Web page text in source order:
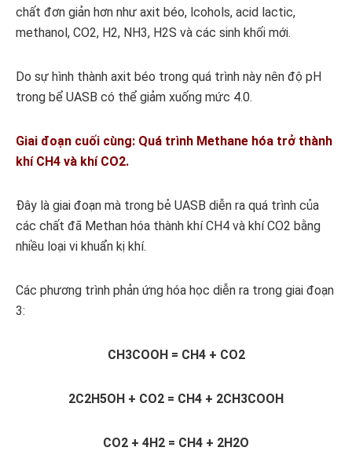
chất đơn giản hơn như axit béo, lcohols, acid lactic,
methanol, CO2, H2, NH3, H2S và các sinh khối mới.
Do sự hình thành axit béo trong quá trình này nên độ pH
trong bể UASB có thể giảm xuống mức 4.0.
Giai đoạn cuối cùng: Quá trình Methane hóa trở thành
khí CH4 và khí CO2.
Đây là giai đoạn mà trong bẻ UASB diễn ra quá trình của
các chất đã Methan hóa thành khí CH4 và khí CO2 bằng
nhiều loại vi khuẩn kị khí.
Các phương trình phản ứng hóa học diễn ra trong giai đoạn
3:
CH3COOH = CH4 + CO2
2C2H5OH + CO2 = CH4 + 2CH3COOH
CO2 + 4H2 = CH4 + 2H2O